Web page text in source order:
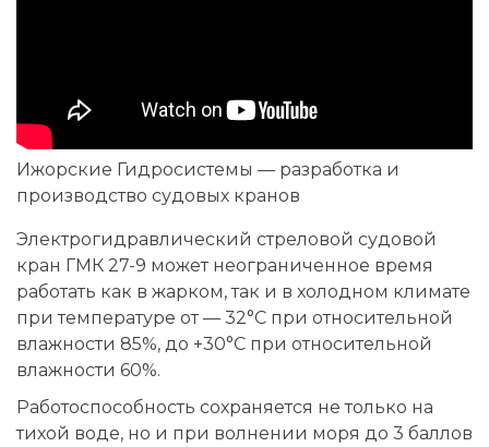
Ижорские Гидросистемы — разработка и
производство судовых кранов
Электрогидравлический стреловой судовой
кран ГМК 27-9 может неограниченное время
работать как в жарком, так и в холодном климате
при температуре от — 32°С при относительной
влажности 85%, до +30°С при относительной
влажности 60%.
Работоспособность сохраняется не только на
тихой воде, но и при волнении моря до 3 баллов